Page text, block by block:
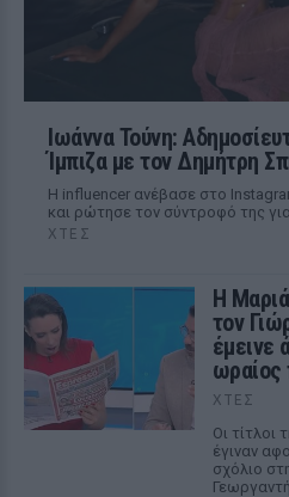
Ιωάννα Τούνη:
Ίμπιζα με τον Δημήτρη
Η influencer ανέβασε στο
και ρώτησε τον σύντροφό της
ΧΤΕΣ
Η
τον
έμεινε
ωραίος
ΧΤΕΣ
Οι τίτλοι
έγιναν
σχόλιο